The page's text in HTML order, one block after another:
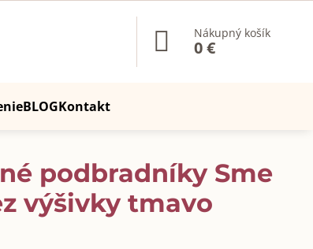
Nákupný košík
0 €
BLOGKontakt
podbradníky Sme
výšivky tmavo